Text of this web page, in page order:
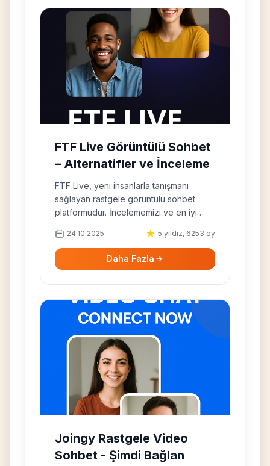
FTF Live Görüntülü Sohbet
– Alternatifler ve İnceleme
FTF Live, yeni insanlarla tanışmanı
sağlayan rastgele görüntülü sohbet
platformudur. İncelememizi ve en iyi
24.10.2025 5 yıldız, 6253 oy
Daha Fazla
Joingy Rastgele Video
Sohbet - Şimdi Bağlan